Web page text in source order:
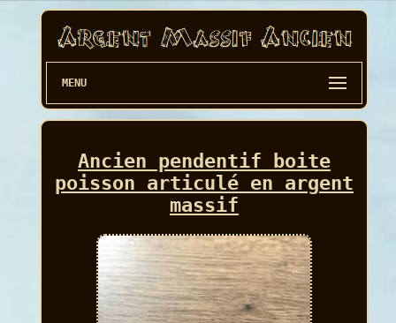
MENU
Ancien pendentif boite
poisson articulé en argent
massif